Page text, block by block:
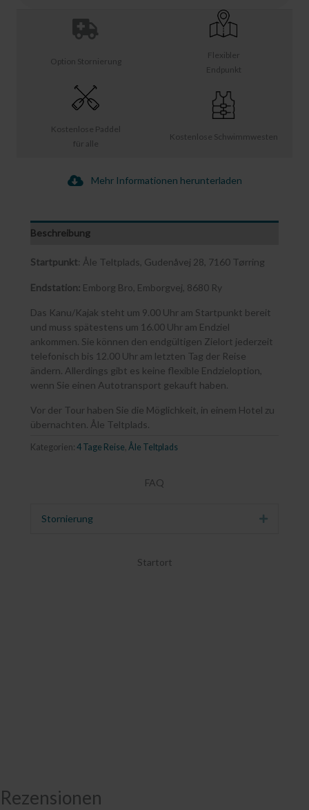
Kostenlose Schwimmwesten
Kostenlose Paddel
für alle
Flexibler
Endpunkt
Option Stornierung
Mehr Informationen herunterladen
Beschreibung
Startpunkt: Åle Teltplads, Gudenåvej 28, 7160 Tørring
Endstation: Emborg Bro, Emborgvej, 8680 Ry
Das Kanu/Kajak steht um 9.00 Uhr am Startpunkt bereit
und muss spätestens um 16.00 Uhr am Endziel
ankommen. Sie können den endgültigen Zielort jederzeit
telefonisch bis 12.00 Uhr am letzten Tag der Reise
ändern. Allerdings gibt es keine flexible Endzieloption,
wenn Sie einen Autotransport gekauft haben.
Vor der Tour haben Sie die Möglichkeit, in einem Hotel zu
übernachten. Åle Teltplads.
Kategorien: 4 Tage Reise Åle Teltplads
FAQ
Stornierung Erweitern
Startort
Rezensionen